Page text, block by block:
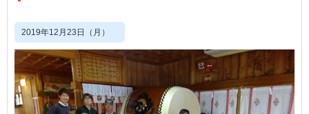
2019年12月23日（月）